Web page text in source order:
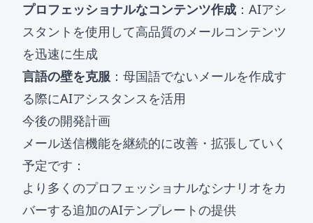
プロフェッショナルなコンテンツ作成 ：AIアシ
スタントを使用して高品質のメールコンテンツ
を迅速に生成
言語の壁を克服 ：母国語でないメールを作成す
る際にAIアシスタンスを活用
今後の開発計画
メール送信機能を継続的に改善・拡張していく
予定です：
より多くのプロフェッショナルなシナリオをカ
バーする追加のAIテンプレートの提供